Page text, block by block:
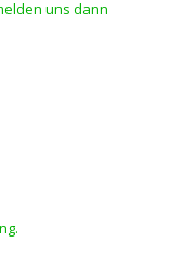
uns dann